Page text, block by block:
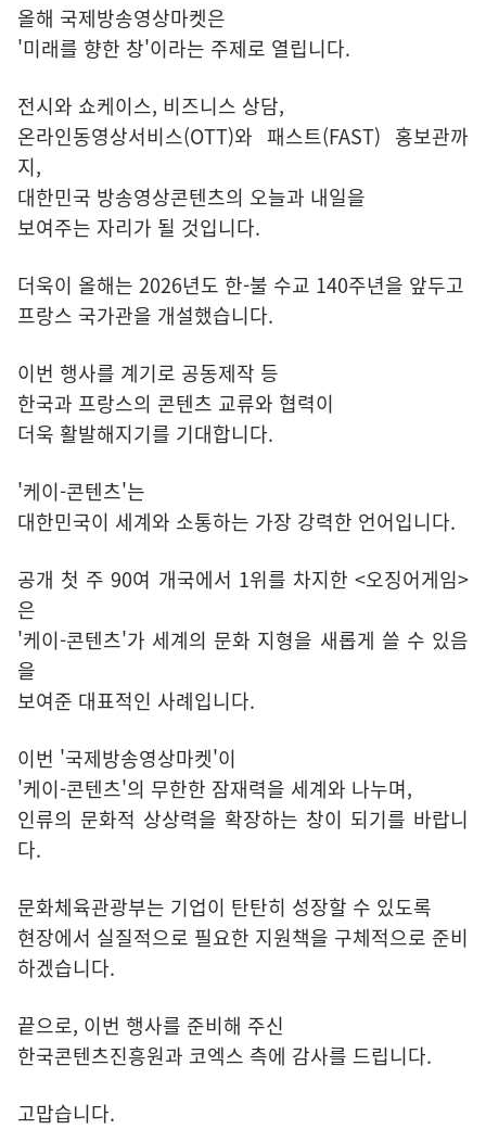
올해 국제방송영상마켓은
'미래를 향한 창'이라는 주제로 열립니다.
전시와 쇼케이스, 비즈니스 상담,
온라인동영상서비스(OTT)와 패스트(FAST) 홍보관까
지,
대한민국 방송영상콘텐츠의 오늘과 내일을
보여주는 자리가 될 것입니다.
더욱이 올해는 2026년도 한-불 수교 140주년을 앞두고
프랑스 국가관을 개설했습니다.
이번 행사를 계기로 공동제작 등
한국과 프랑스의 콘텐츠 교류와 협력이
더욱 활발해지기를 기대합니다.
'케이-콘텐츠'는
대한민국이 세계와 소통하는 가장 강력한 언어입니다.
공개 첫 주 90여 개국에서 1위를 차지한 <오징어게임>
은
'케이-콘텐츠'가 세계의 문화 지형을 새롭게 쓸 수 있음
을
보여준 대표적인 사례입니다.
이번 '국제방송영상마켓'이
'케이-콘텐츠'의 무한한 잠재력을 세계와 나누며,
인류의 문화적 상상력을 확장하는 창이 되기를 바랍니
다.
문화체육관광부는 기업이 탄탄히 성장할 수 있도록
현장에서 실질적으로 필요한 지원책을 구체적으로 준비
하겠습니다.
끝으로, 이번 행사를 준비해 주신
한국콘텐츠진흥원과 코엑스 측에 감사를 드립니다.
고맙습니다.